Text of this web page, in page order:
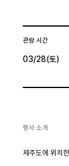
관람 시간
03/28(토)
행사 소개
제주도에 위치